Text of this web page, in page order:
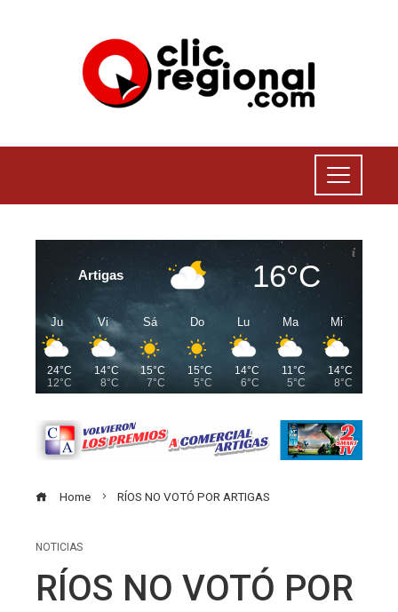
Artigas 16°C
Ju
24°C
12°C
Vi
14°C
8°C
Sá
15°C
7°C
Do
15°C
5°C
Lu
14°C
6°C
Ma
11°C
5°C
Mi
14°C
8°C
Home RÍOS NO VOTÓ POR ARTIGAS
NOTICIAS
RÍOS NO VOTÓ POR